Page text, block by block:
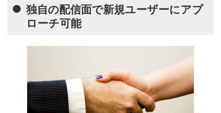
独自の配信面で新規ユーザーにアプ
ローチ可能